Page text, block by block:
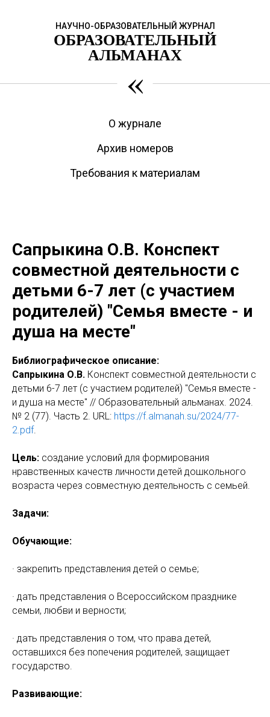
НАУЧНО-ОБРАЗОВАТЕЛЬНЫЙ ЖУРНАЛ
ОБРАЗОВАТЕЛЬНЫЙ
АЛЬМАНАХ
«
О журнале
Архив номеров
Требования к материалам
Сапрыкина О.В. Конспект
совместной деятельности с
детьми 6-7 лет (с участием
родителей) "Семья вместе - и
душа на месте"
Библиографическое описание:
Сапрыкина О.В. Конспект совместной деятельности с
детьми 6-7 лет (с участием родителей) "Семья вместе -
и душа на месте" // Образовательный альманах. 2024.
№ 2 (77). Часть 2. URL: https://f.almanah.su/2024/77-
2.pdf.
Цель: создание условий для формирования
нравственных качеств личности детей дошкольного
возраста через совместную деятельность с семьей.
Задачи:
Обучающие:
· закрепить представления детей о семье;
· дать представления о Всероссийском празднике
семьи, любви и верности;
· дать представления о том, что права детей,
оставшихся без попечения родителей, защищает
государство.
Развивающие: